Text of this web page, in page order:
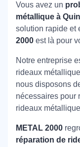
Vous avez un
métallique à
solution rapide et
2000 est là pour
Notre entreprise
rideaux
nous disposons
nécessaires pour
rideaux
METAL 2000
réparation de